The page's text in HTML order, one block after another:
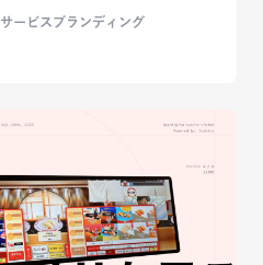
サービスブランディング